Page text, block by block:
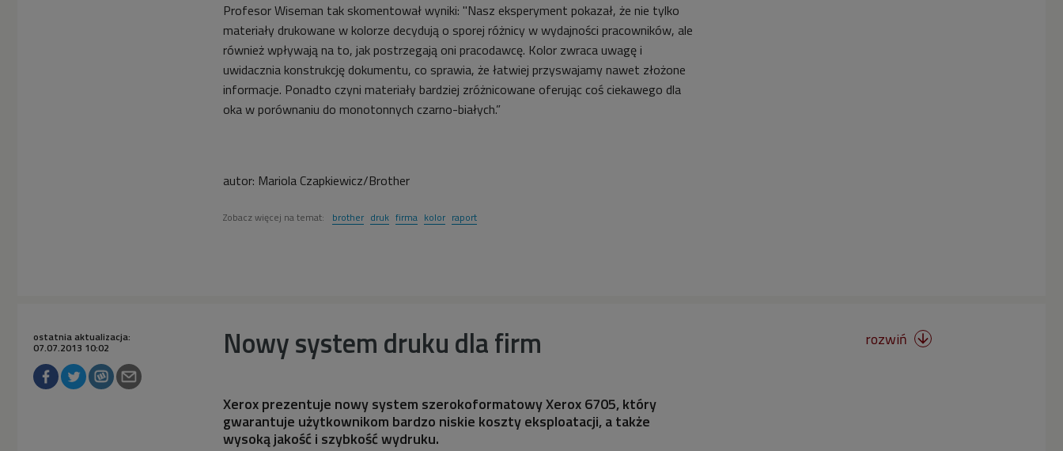
Profesor Wiseman tak skomentował wyniki: "Nasz eksperyment pokazał, że nie tylko
materiały drukowane w kolorze decydują o sporej różnicy w wydajności pracowników, ale
również wpływają na to, jak postrzegają oni pracodawcę. Kolor zwraca uwagę i
uwidacznia konstrukcję dokumentu, co sprawia, że łatwiej przyswajamy nawet złożone
informacje. Ponadto czyni materiały bardziej zróżnicowane oferując coś ciekawego dla
oka w porównaniu do monotonnych czarno-białych.”
autor: Mariola Czapkiewicz/Brother
Zobacz więcej na temat: brother druk firma kolor raport
Nowy system druku dla firm
ostatnia aktualizacja:
07.07.2013 10:02
Xerox prezentuje nowy system szerokoformatowy Xerox 6705, który
gwarantuje użytkownikom bardzo niskie koszty eksploatacji, a także
wysoką jakość i szybkość wydruku.
rozwiń 